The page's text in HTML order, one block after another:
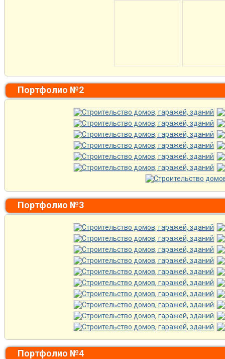
Портфолио №2
Портфолио №3
Портфолио №4